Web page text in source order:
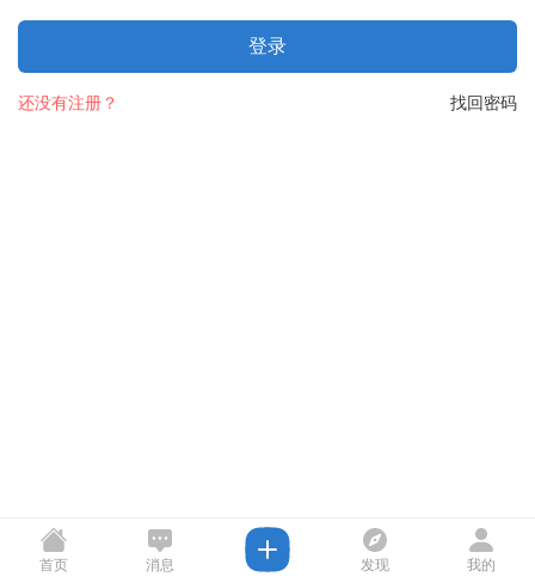
登录
找回密码
还没有注册？
首页 消息 发现 我的